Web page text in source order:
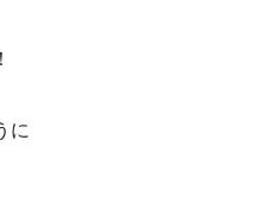
に